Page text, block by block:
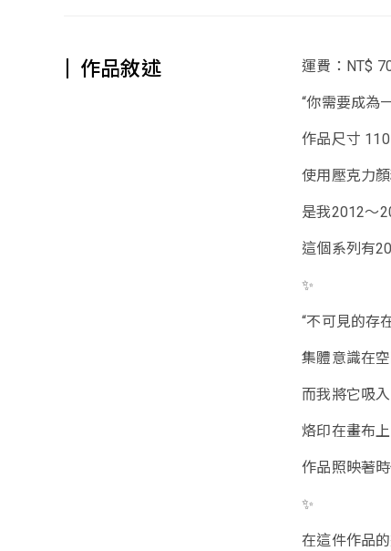
作品敘述 運費：NT$
“你需要成為
作品尺寸 110
使用壓克力
是我2012～
這個系列有
✨
“不可見的存
集體意識在
而我將它吸
烙印在畫布上
作品照映著
✨
在這件作品的